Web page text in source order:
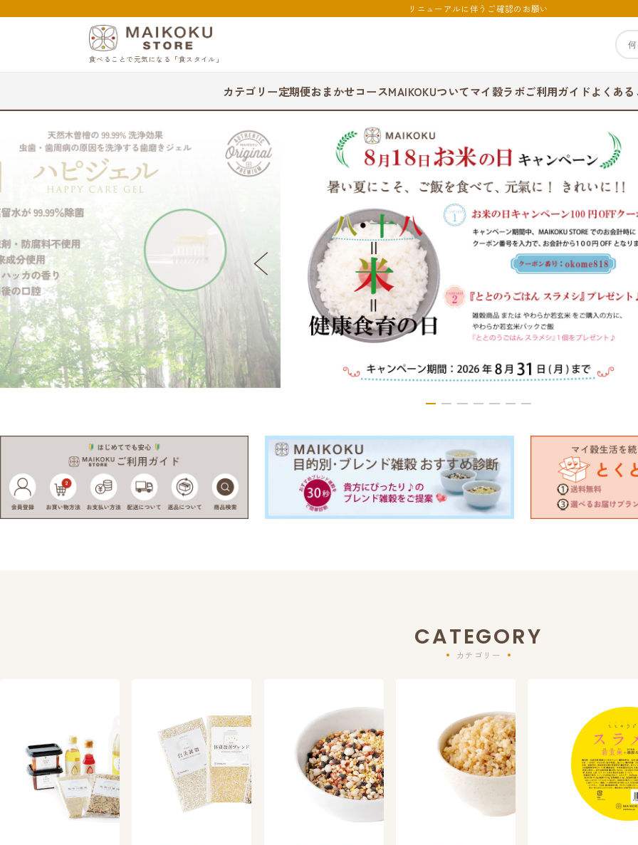
リニューアルに伴うご確認のお願い
食べることで元気になる「食スタイル」
カテゴリー定期便おまかせコースMAIKOKUついてマイ穀ラボご利用ガイドよくあ
CATEGORY
カテゴリー